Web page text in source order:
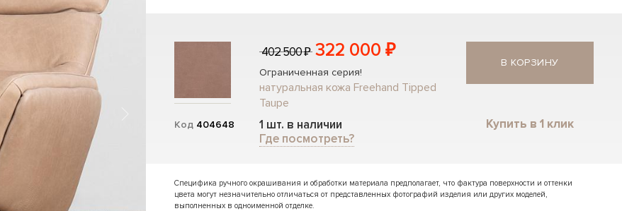
Код 404648
402 500 ₽ 322 000 ₽
Ограниченная серия!
натуральная кожа Freehand Tipped
Taupe
1 шт. в наличии
Где посмотреть?
В КОРЗИНУ
Купить в 1 клик
Специфика ручного окрашивания и обработки материала предполагает, что фактура поверхности и оттенки
цвета могут незначительно отличаться от представленных фотографий изделия или других моделей,
выполненных в одноименной отделке.